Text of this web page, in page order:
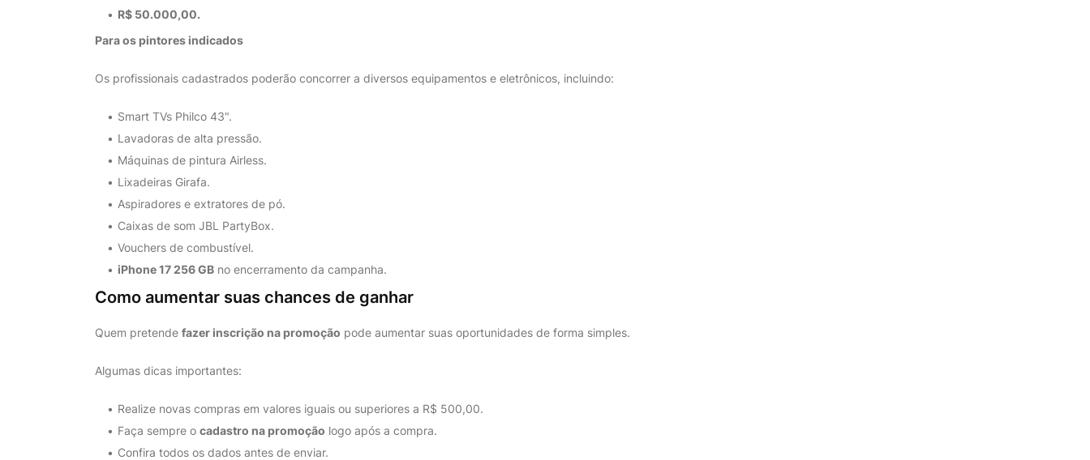
R$ 50.000,00.
Para os pintores indicados
Os profissionais cadastrados poderão concorrer a diversos equipamentos e eletrônicos, incluindo:
Smart TVs Philco 43".
Lavadoras de alta pressão.
Máquinas de pintura Airless.
Lixadeiras Girafa.
Aspiradores e extratores de pó.
Caixas de som JBL PartyBox.
Vouchers de combustível.
iPhone 17 256 GB no encerramento da campanha.
Como aumentar suas chances de ganhar
Quem pretende fazer inscrição na promoção pode aumentar suas oportunidades de forma simples.
Algumas dicas importantes:
Realize novas compras em valores iguais ou superiores a R$ 500,00.
Faça sempre o cadastro na promoção logo após a compra.
Confira todos os dados antes de enviar.